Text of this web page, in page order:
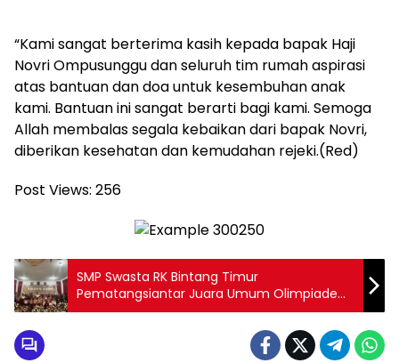
“Kami sangat berterima kasih kepada bapak Haji
Novri Ompusunggu dan seluruh tim rumah aspirasi
atas bantuan dan doa untuk kesembuhan anak
kami. Bantuan ini sangat berarti bagi kami. Semoga
Allah membalas segala kebaikan dari bapak Novri,
diberikan kesehatan dan kemudahan rejeki.(Red)
Post Views: 256
SMP Swasta RK Bintang Timur
Pematangsiantar Juara Umum Olimpiade
ASOFS XXIII